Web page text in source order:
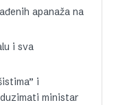
apanaža na
i sva
i
ministar